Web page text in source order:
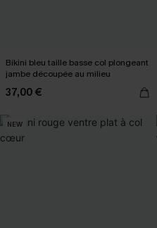
Bikini bleu taille basse col plongeant
jambe découpée au milieu
37,00 €
NEW